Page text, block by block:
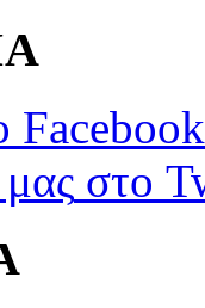
Facebook
στο